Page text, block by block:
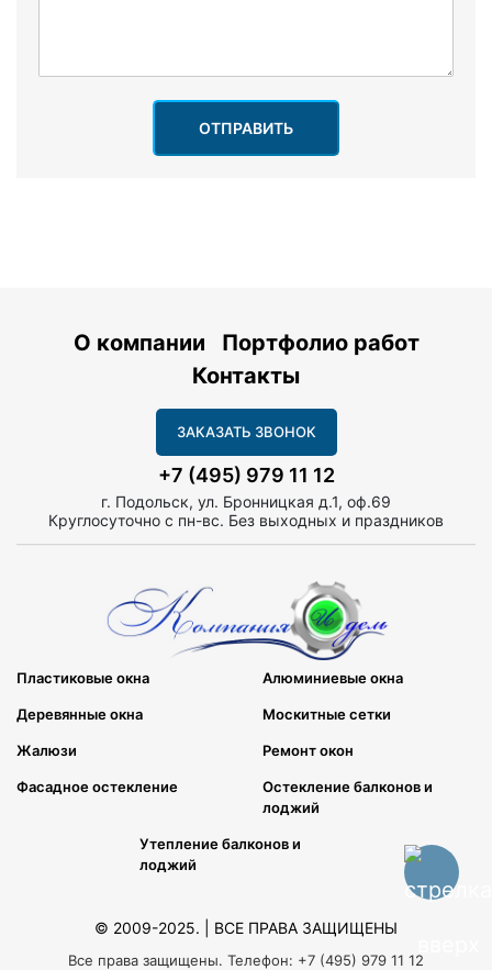
ОТПРАВИТЬ
О компании
Портфолио работ
Контакты
ЗАКАЗАТЬ ЗВОНОК
+7 (495) 979 11 12
г. Подольск, ул. Бронницкая д.1, оф.69
Круглосуточно с пн-вс. Без выходных и праздников
Пластиковые окна Алюминиевые окна
Деревянные окна Москитные сетки
Жалюзи Ремонт окон
Фасадное остекление
Остекление балконов и
лоджий
Утепление балконов и
лоджий
© 2009-2025. | ВСЕ ПРАВА ЗАЩИЩЕНЫ
Все права защищены. Телефон: +7 (495) 979 11 12